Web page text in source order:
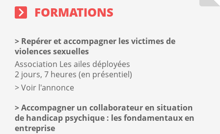
block
FORMATIONS
Repérer et accompagner les victimes de
violences sexuelles
Association Les ailes déployées
2 jours, 7 heures (en présentiel)
Voir l'annonce
Accompagner un collaborateur en situation
de handicap psychique : les fondamentaux en
entreprise